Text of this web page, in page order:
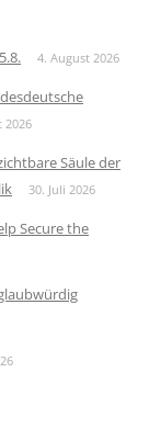
4. August 2026
2026
Säule der
30. Juli 2026
Secure the